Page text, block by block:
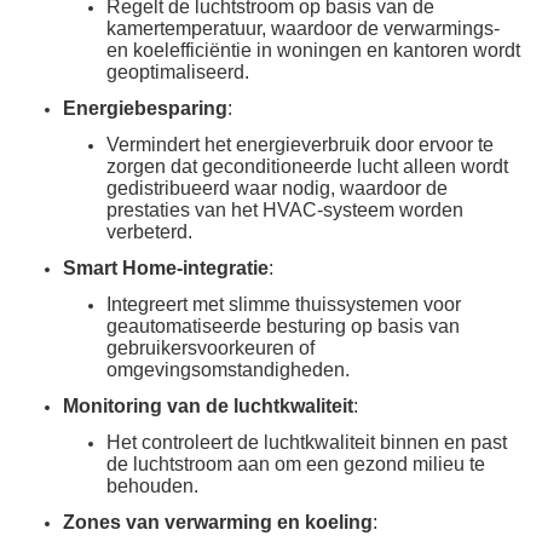
Regelt de luchtstroom op basis van de
kamertemperatuur, waardoor de verwarmings-
en koelefficiëntie in woningen en kantoren wordt
geoptimaliseerd.
Energiebesparing:
Vermindert het energieverbruik door ervoor te
zorgen dat geconditioneerde lucht alleen wordt
gedistribueerd waar nodig, waardoor de
prestaties van het HVAC-systeem worden
verbeterd.
Smart Home-integratie:
Integreert met slimme thuissystemen voor
geautomatiseerde besturing op basis van
gebruikersvoorkeuren of
omgevingsomstandigheden.
Monitoring van de luchtkwaliteit:
Het controleert de luchtkwaliteit binnen en past
de luchtstroom aan om een gezond milieu te
behouden.
Zones van verwarming en koeling: